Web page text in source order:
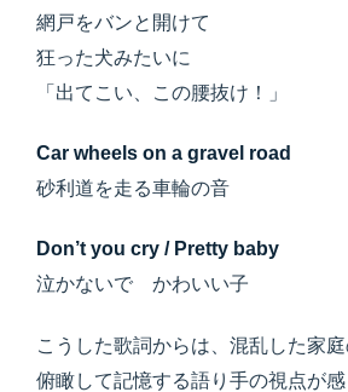
網戸をバンと開けて
狂った犬みたいに
「出てこい、この腰抜け！」
Car wheels on a gravel road
砂利道を走る車輪の音
Don’t you cry / Pretty baby
泣かないで かわいい子
こうした歌詞からは、混乱した家
俯瞰して記憶する語り手の視点が